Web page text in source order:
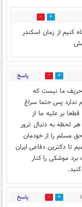
1
کنیم از زمان اسکندر
0 پاسخ
ما نیست که
ندارد پس حتما سراغ
بر علیه ما از
لحظه به دنبال ترور
مسلم را از خودمان
تا دکترین دفاعی ایران
موشکی را کنار
0 پاسخ